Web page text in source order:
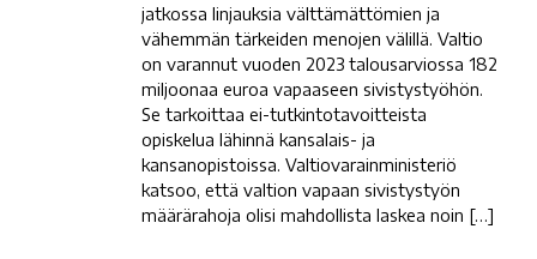
jatkossa linjauksia välttämättömien ja
vähemmän tärkeiden menojen välillä. Valtio
on varannut vuoden 2023 talousarviossa 182
miljoonaa euroa vapaaseen sivistystyöhön.
Se tarkoittaa ei-tutkintotavoitteista
opiskelua lähinnä kansalais- ja
kansanopistoissa. Valtiovarainministeriö
katsoo, että valtion vapaan sivistystyön
määrärahoja olisi mahdollista laskea noin […]